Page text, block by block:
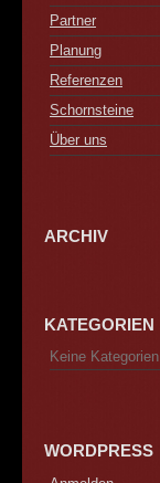
Partner
Planung
Referenzen
Schornsteine
Über uns
ARCHIV
KATEGORIEN
Keine Kategorien
WORDPRESS